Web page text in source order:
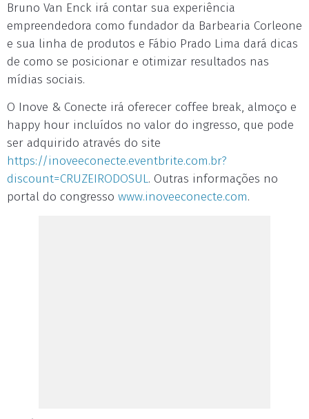
Bruno Van Enck irá contar sua experiência
empreendedora como fundador da Barbearia Corleone
e sua linha de produtos e Fábio Prado Lima dará dicas
de como se posicionar e otimizar resultados nas
mídias sociais.
O Inove & Conecte irá oferecer coffee break, almoço e
happy hour incluídos no valor do ingresso, que pode
ser adquirido através do site
https://inoveeconecte.eventbrite.com.br?
discount=CRUZEIRODOSUL. Outras informações no
portal do congresso www.inoveeconecte.com.